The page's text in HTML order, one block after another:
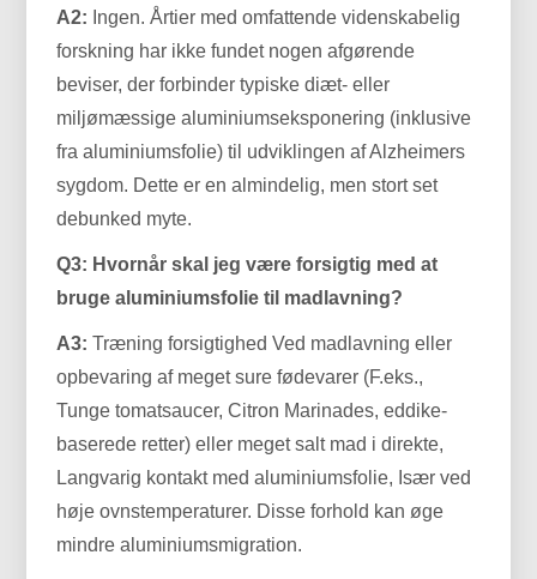
A2: Ingen. Årtier med omfattende videnskabelig
forskning har ikke fundet nogen afgørende
beviser, der forbinder typiske diæt- eller
miljømæssige aluminiumseksponering (inklusive
fra aluminiumsfolie) til udviklingen af ​​Alzheimers
sygdom. Dette er en almindelig, men stort set
debunked myte.
Q3: Hvornår skal jeg være forsigtig med at
bruge aluminiumsfolie til madlavning?
A3: Træning forsigtighed Ved madlavning eller
opbevaring af meget sure fødevarer (F.eks.,
Tunge tomatsaucer, Citron Marinades, eddike-
baserede retter) eller meget salt mad i direkte,
Langvarig kontakt med aluminiumsfolie, Især ved
høje ovnstemperaturer. Disse forhold kan øge
mindre aluminiumsmigration.